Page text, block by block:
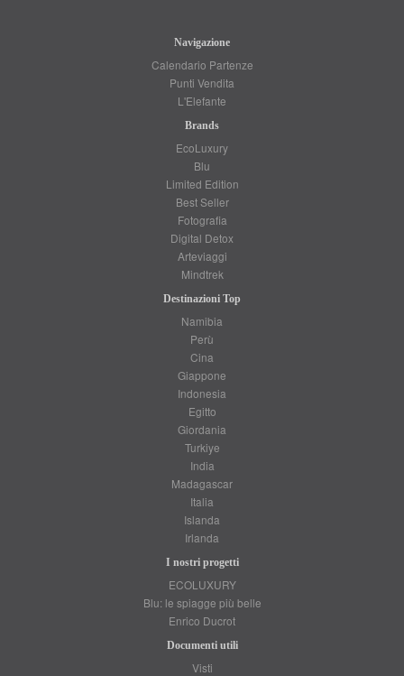
Navigazione
Calendario Partenze
Punti Vendita
L'Elefante
Brands
EcoLuxury
Blu
Limited Edition
Best Seller
Fotografia
Digital Detox
Arteviaggi
Mindtrek
Destinazioni Top
Namibia
Perù
Cina
Giappone
Indonesia
Egitto
Giordania
Turkiye
India
Madagascar
Italia
Islanda
Irlanda
I nostri progetti
ECOLUXURY
Blu: le spiagge più belle
Enrico Ducrot
Documenti utili
Visti